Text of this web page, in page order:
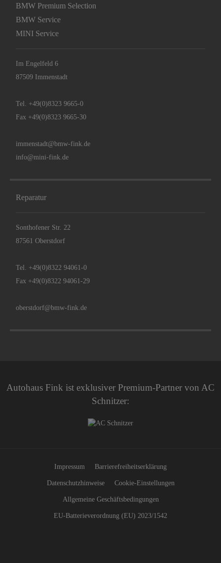
BMW Premium Selection
BMW Service
MINI Service
Im Engelfeld 6
87509 Immenstadt
Tel. +49(0)8323 9665-0
Fax +49(0)8323 9665-30
immenstadt@bmw-fink.de
info@mini-fink.de
Reparatur
Sonthofener Str. 22
87561 Oberstdorf
Tel. +49(0)8322 94061-0
Fax +49(0)8322 94061-29
oberstdorf@bmw-fink.de
Autohaus Fink ist exklusiver Premium-Partner von AC
Schnitzer:
Impressum Barrierefreiheitserklärung
Datenschutzhinweise Cookie-Einstellungen
Allgemeine Geschäftsbedingungen
EU-Batterieverordnung (EU) 2023/1542